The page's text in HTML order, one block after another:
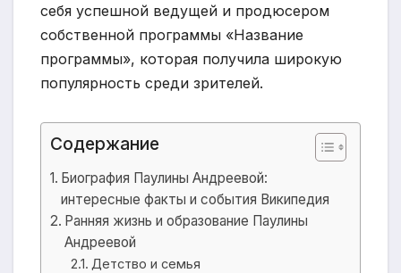
себя успешной ведущей и продюсером
собственной программы «Название
программы», которая получила широкую
популярность среди зрителей.
Содержание
Биография Паулины Андреевой:
интересные факты и события Википедия
Ранняя жизнь и образование Паулины
Андреевой
Детство и семья